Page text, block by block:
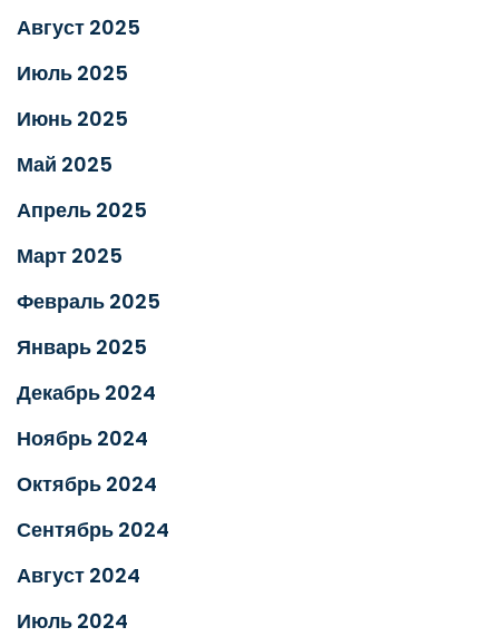
Август 2025
Июль 2025
Июнь 2025
Май 2025
Апрель 2025
Март 2025
Февраль 2025
Январь 2025
Декабрь 2024
Ноябрь 2024
Октябрь 2024
Сентябрь 2024
Август 2024
Июль 2024